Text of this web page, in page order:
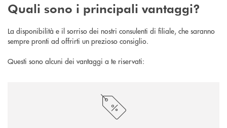
Quali sono i principali vantaggi?
La disponibilità e il sorriso dei nostri consulenti di filiale, che saranno
sempre pronti ad offrirti un prezioso consiglio.
Questi sono alcuni dei vantaggi a te riservati: